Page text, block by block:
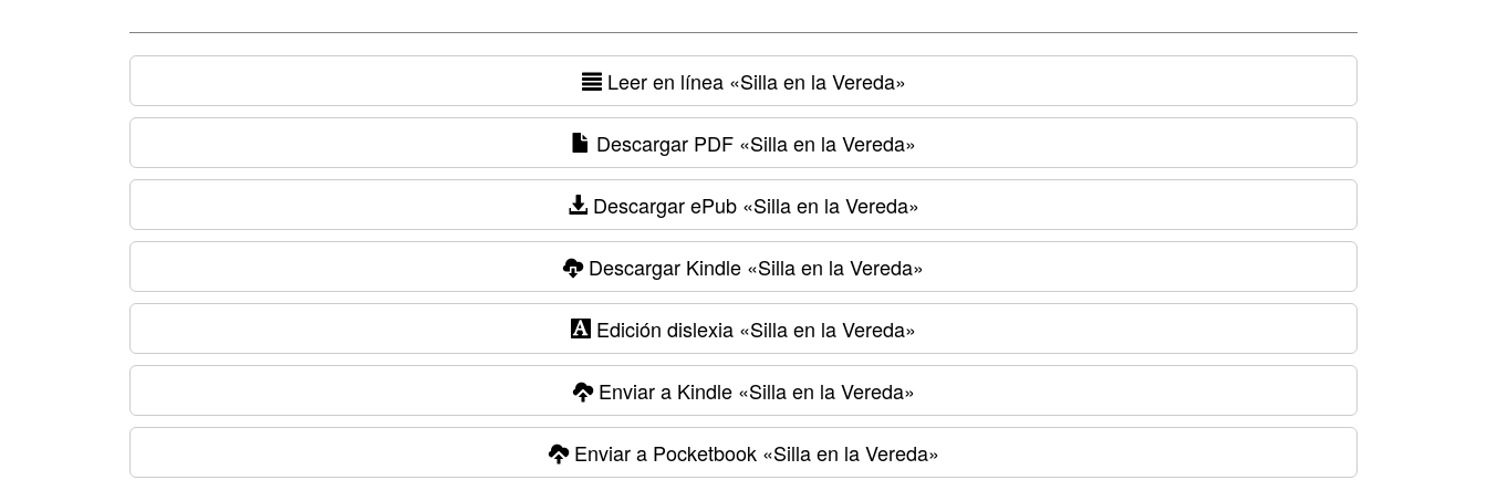
Leer en línea«Silla en la Vereda»
Descargar PDF «Silla en la Vereda»
Descargar ePub «Silla en la Vereda»
Descargar Kindle «Silla en la Vereda»
Edición dislexia «Silla en la Vereda»
Enviar a Kindle«Silla en la Vereda»
Enviar a Pocketbook«Silla en la Vereda»